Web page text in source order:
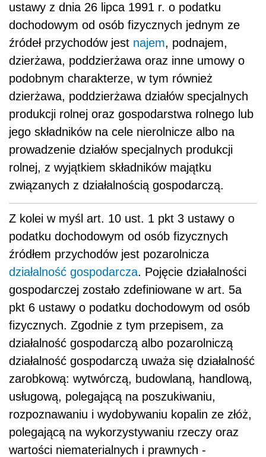
ustawy z dnia 26 lipca 1991 r. o podatku
dochodowym od osób fizycznych jednym ze
źródeł przychodów jest najem, podnajem,
dzierżawa, poddzierżawa oraz inne umowy o
podobnym charakterze, w tym również
dzierżawa, poddzierżawa działów specjalnych
produkcji rolnej oraz gospodarstwa rolnego lub
jego składników na cele nierolnicze albo na
prowadzenie działów specjalnych produkcji
rolnej, z wyjątkiem składników majątku
związanych z działalnością gospodarczą.
Z kolei w myśl art. 10 ust. 1 pkt 3 ustawy o
podatku dochodowym od osób fizycznych
źródłem przychodów jest pozarolnicza
działalność gospodarcza. Pojęcie działalności
gospodarczej zostało zdefiniowane w art. 5a
pkt 6 ustawy o podatku dochodowym od osób
fizycznych. Zgodnie z tym przepisem, za
działalność gospodarczą albo pozarolniczą
działalność gospodarczą uważa się działalność
zarobkową: wytwórczą, budowlaną, handlową,
usługową, polegającą na poszukiwaniu,
rozpoznawaniu i wydobywaniu kopalin ze złóż,
polegającą na wykorzystywaniu rzeczy oraz
wartości niematerialnych i prawnych -